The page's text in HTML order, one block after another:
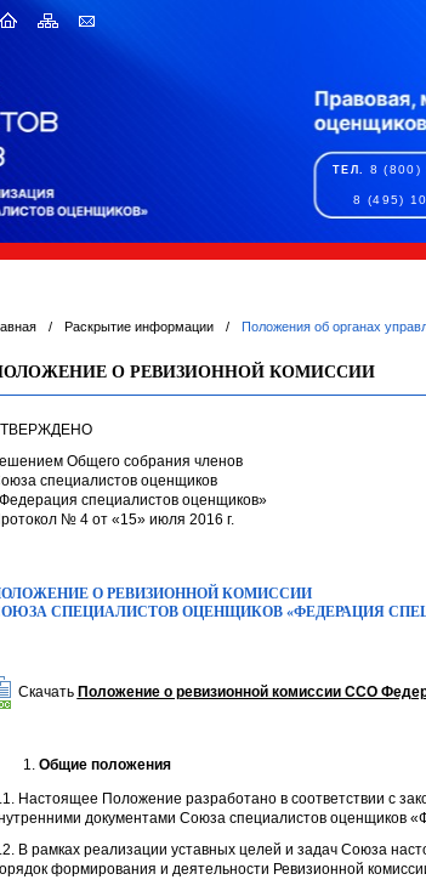
ТЕЛ. 8 (800)
8 (495)
/ Раскрытие информации / Положения об органах
О РЕВИЗИОННОЙ КОМИССИИ
Общего собрания членов
специалистов оценщиков
специалистов оценщиков»
№ 4 от «15» июля 2016 г.
О РЕВИЗИОННОЙ КОМИССИИ
СПЕЦИАЛИСТОВ ОЦЕНЩИКОВ «ФЕДЕРАЦИЯ
Скачать Положение о ревизионной комиссии ССО
Общие положения
Настоящее Положение разработано в соответствии с
документами Союза специалистов оценщиков
В рамках реализации уставных целей и задач Союза
формирования и деятельности Ревизионной